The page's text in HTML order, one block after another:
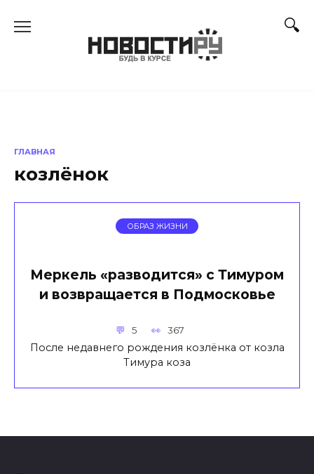
ГЛАВНАЯ
козлёнок
ОБРАЗ ЖИЗНИ
Меркель «разводится» с Тимуром
и возвращается в Подмосковье
5 367
После недавнего рождения козлёнка от козла
Тимура коза